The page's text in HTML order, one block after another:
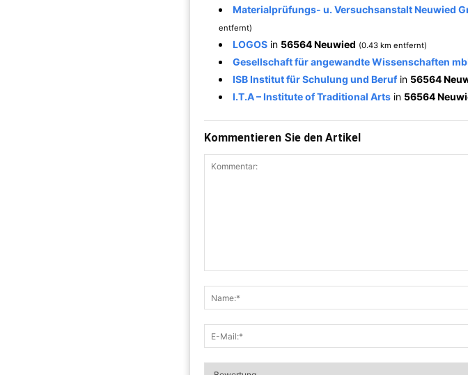
Materialprüfungs- u. Versuchsanstalt Neuwied
entfernt)
LOGOS in 56564 Neuwied (0.43 km entfernt)
Gesellschaft für angewandte Wissenschaften
ISB Institut für Schulung und Berufin 56564
I.T.A – Institute of Traditional Arts in 56564
Kommentieren Sie den Artikel